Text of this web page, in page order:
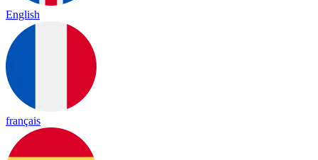
English
français